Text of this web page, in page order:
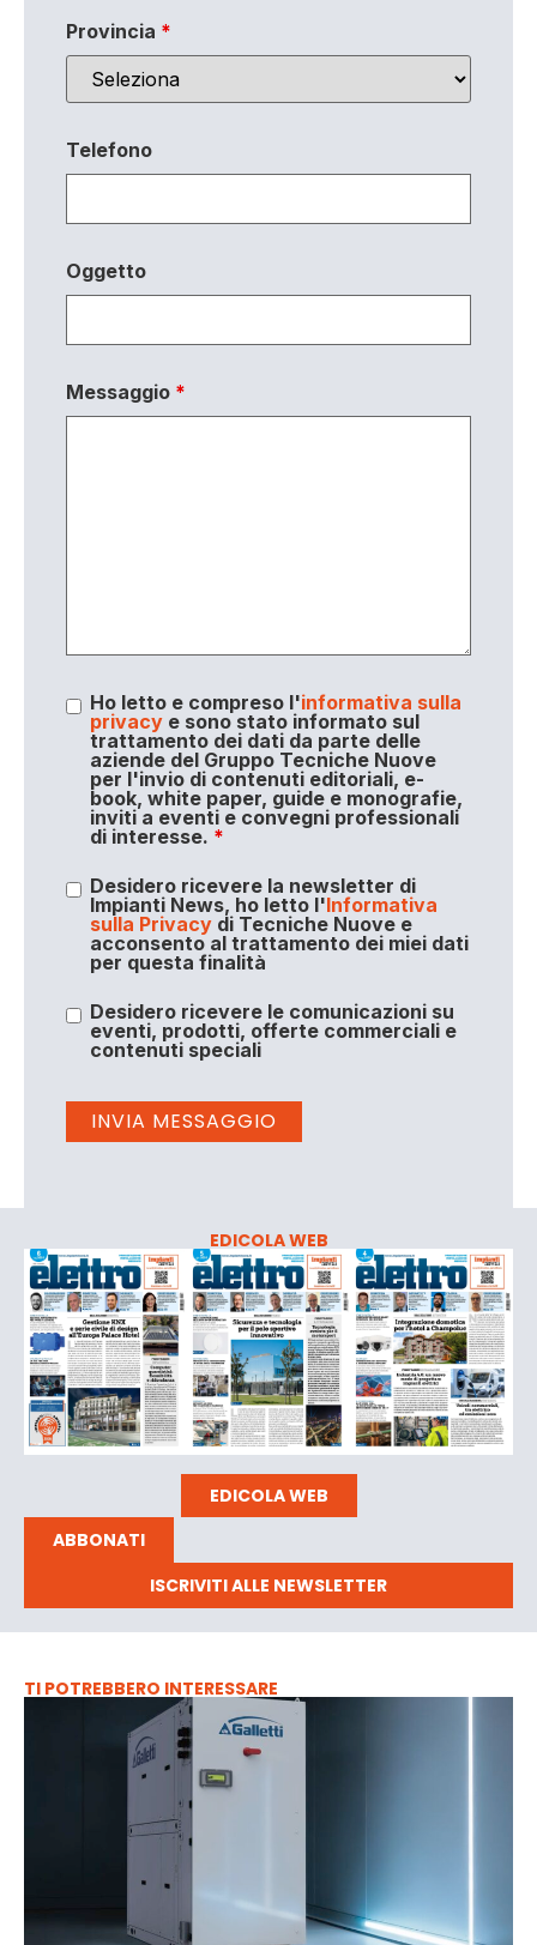
Provincia *
Telefono
Oggetto
Messaggio *
Ho letto e compreso l'informativa sulla
privacye sono stato informato sul
trattamento dei dati da parte delle
aziende del Gruppo Tecniche Nuove
per l'invio di contenuti editoriali, e-
book, white paper, guide e monografie,
inviti a eventi e convegni professionali
di interesse. *
Desidero ricevere la newsletter di
Impianti News, ho letto l'Informativa
sulla Privacydi Tecniche Nuove e
acconsento al trattamento dei miei dati
per questa finalità
Desidero ricevere le comunicazioni su
eventi, prodotti, offerte commerciali e
contenuti speciali
EDICOLA WEB
EDICOLA WEB
ABBONATI
ISCRIVITI ALLE NEWSLETTER
TI POTREBBERO INTERESSARE